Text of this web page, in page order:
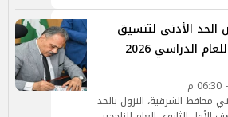
الأدنى لتنسيق
القبول بالثانوي العام للعام الدراسي 2026
محافظ الشرقية، النزول بالحد